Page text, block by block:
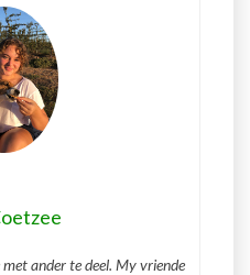
ander te deel. My vriende